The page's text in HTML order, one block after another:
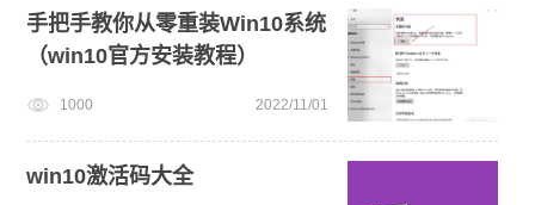
手把手教你从零重装Win10系统
（win10官方安装教程）
1000 2022/11/01
win10激活码大全